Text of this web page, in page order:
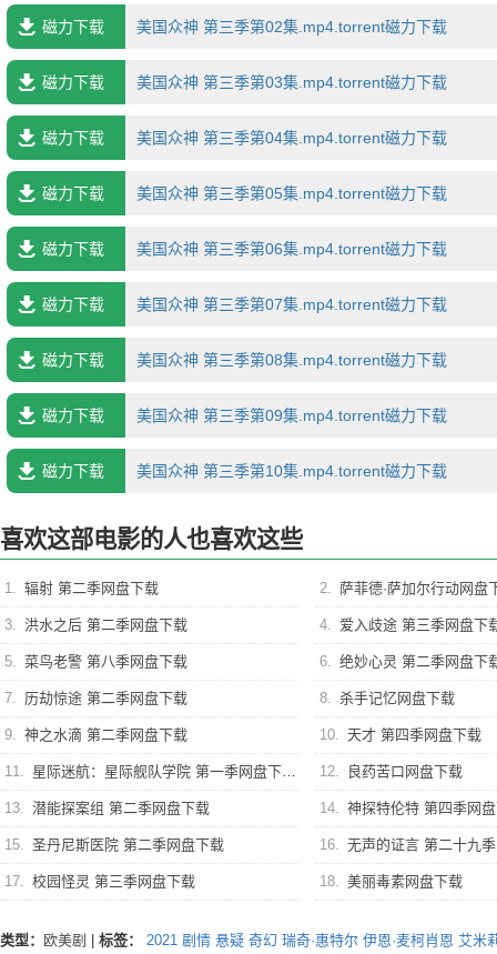
磁力下载 美国众神 第三季第02集.mp4.torrent磁力下载
磁力下载 美国众神 第三季第03集.mp4.torrent磁力下载
磁力下载 美国众神 第三季第04集.mp4.torrent磁力下载
磁力下载 美国众神 第三季第05集.mp4.torrent磁力下载
磁力下载 美国众神 第三季第06集.mp4.torrent磁力下载
磁力下载 美国众神 第三季第07集.mp4.torrent磁力下载
磁力下载 美国众神 第三季第08集.mp4.torrent磁力下载
磁力下载 美国众神 第三季第09集.mp4.torrent磁力下载
磁力下载 美国众神 第三季第10集.mp4.torrent磁力下载
喜欢这部电影的人也喜欢这些
1. 辐射 第二季网盘下载 2. 萨菲德·萨加尔行动网盘
3. 洪水之后 第二季网盘下载 4. 爱入歧途 第三季网盘下
5. 菜鸟老警 第八季网盘下载 6. 绝妙心灵 第二季网盘下
7. 历劫惊途 第二季网盘下载 8. 杀手记忆网盘下载
9. 神之水滴 第二季网盘下载 10. 天才 第四季网盘下载
11. 星际迷航：星际舰队学院 第一季网盘下载 12. 良药苦口网盘下载
13. 潜能探案组 第二季网盘下载 14. 神探特伦特 第四季网
15. 圣丹尼斯医院 第二季网盘下载 16. 无声的证言 第二十九
17. 校园怪灵 第三季网盘下载 18. 美丽毒素网盘下载
类型： 欧美剧 标签： 2021 剧情 悬疑 奇幻 瑞奇·惠特尔 伊恩·麦柯肖恩 艾米